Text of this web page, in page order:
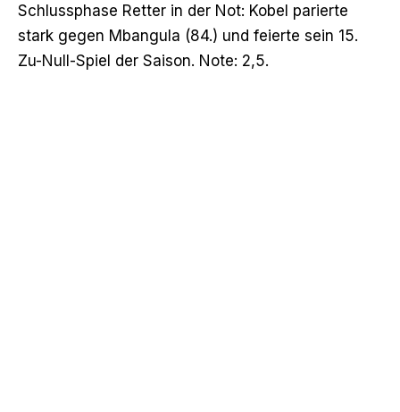
Schlussphase Retter in der Not: Kobel parierte
stark gegen Mbangula (84.) und feierte sein 15.
Zu-Null-Spiel der Saison. Note: 2,5.